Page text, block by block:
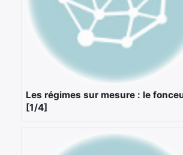
Les régimes sur mesure : le
[1/4]